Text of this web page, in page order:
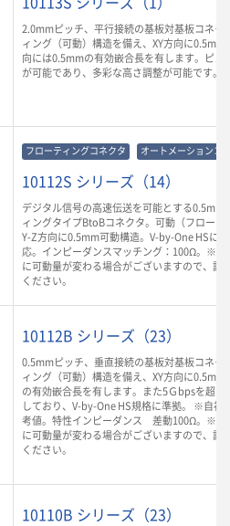
2.0mmピッチ、平行接続の基板対基板コネク
ィング（可動）構造を備え、XY方向に
向には0.5mmの有効嵌合長を有します。ピン
が可能であり、多彩な高さ調整が可能です。
フローティングコネクタ オートメーションコ
10112S シリーズ（14）
デジタル信号の高速伝送を可能とする0.5mm
ィングタイプBtoBコネクタ。可動（フローテ
Y-Z方向に0.5mm可動構造。V-by-One HSに
応。インピーダンスマッチング：100Ω。※製
に可動量が変わる場合がございますので、詳
ください。
10112B シリーズ（23）
0.5mmピッチ、垂直接続の基板対基板コネク
ィング（可動）構造を備え、XY方向に
の有効嵌合長を有します。また5Ｇbpsを超え
しており、V-by-One HS規格に準拠。 ※自社
考値。特性インピーダンス 差動100Ω。※製
に可動量が変わる場合がございますので、詳
ください。
10110B シリーズ（23）